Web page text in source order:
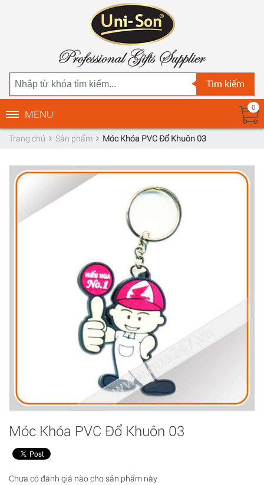
Tìm kiếm
0
MENU
Trang chủ Sản phẩm Móc Khóa PVC Đổ Khuôn 03
Móc Khóa PVC Đổ Khuôn 03
Chưa có đánh giá nào cho sản phẩm này